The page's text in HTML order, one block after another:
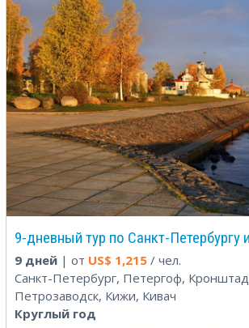
9-дневный тур по Санкт-Петербургу
9 дней | от US$ 1,215 / чел.
Санкт-Петербург, Петергоф,
Петрозаводск, Кижи, Кивач
Круглый год